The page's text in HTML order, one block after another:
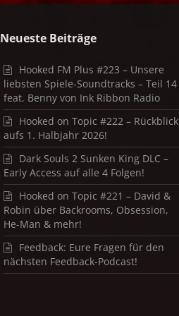
Neueste Beiträge
Hooked FM Plus #223 – Unsere
liebsten Spiele-Soundtracks – Teil 14
feat. Benny von Ink Ribbon Radio
Hooked on Topic #222 – Rückblick
aufs 1. Halbjahr 2026!
Dark Souls 2 Sunken King DLC –
Early Access auf alle 4 Folgen!
Hooked on Topic #221 – David &
Robin über Backrooms, Obsession,
He-Man & mehr!
Feedback: Eure Fragen für den
nächsten Feedback-Podcast!